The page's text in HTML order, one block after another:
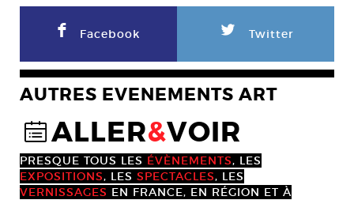
F Facebook L Twitter
AUTRES EVENEMENTS ART
@ALLER&VOIR
PRESQUE TOUS LES ÉVÈNEMENTS, LES
EXPOSITIONS, LES SPECTACLES, LES
VERNISSAGES EN FRANCE, EN RÉGION ET À